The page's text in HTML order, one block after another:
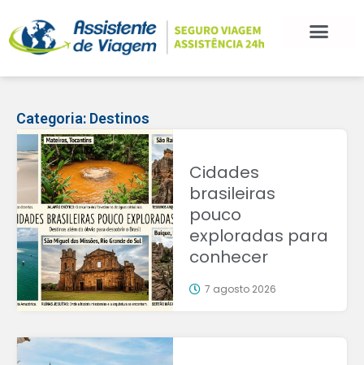
Categoria: Destinos
Cidades
brasileiras
pouco
exploradas para
conhecer
7 agosto 2026